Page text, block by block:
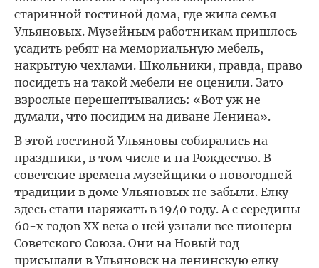
старинной гостиной дома, где жила семья
Ульяновых. Музейным работникам пришлось
усадить ребят на мемориальную мебель,
накрытую чехлами. Школьники, правда, право
посидеть на такой мебели не оценили. Зато
взрослые перешептывались: «Вот уж не
думали, что посидим на диване Ленина».
В этой гостиной Ульяновы собирались на
праздники, в том числе и на Рождество. В
советские времена музейщики о новогодней
традиции в доме Ульяновых не забыли. Елку
здесь стали наряжать в 1940 году. А с середины
60-х годов ХХ века о ней узнали все пионеры
Советского Союза. Они на Новый год
присылали в Ульяновск на ленинскую елку